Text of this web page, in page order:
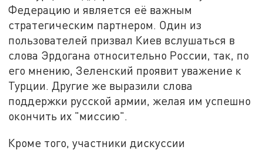
Федерацию и является её важным
стратегическим партнером. Один из
пользователей призвал Киев вслушаться в
слова Эрдогана относительно России, так, по
его мнению, Зеленский проявит уважение к
Турции. Другие же выразили слова
поддержки русской армии, желая им успешно
окончить их "миссию".
Кроме того, участники дискуссии